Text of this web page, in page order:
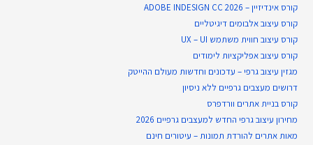
קורס אינדיזיין – ADOBE INDESIGN CC 2026
קורס עיצוב אלבומים דיגיטליים
קורס עיצוב חווית משתמש UX – UI
קורס עיצוב אפליקציות לימודים
מגזין עיצוב גרפי – עדכונים וחדשות מעולם ההייטק
דרושים מעצבים גרפיים ללא ניסיון
קורס בניית אתרים וורדפרס
מחירון עיצוב גרפי החדש למעצבים גרפיים 2026
מאות אתרים להורדת תמונות – עיטורים חינם